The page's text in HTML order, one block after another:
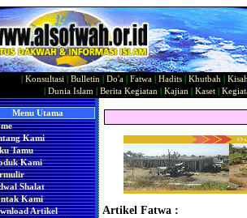
Konsultasi Bulletin Do'a Fatwa Hadits Khutbah
Dunia Islam Berita Kegiatan Kajian Kaset|
Menu Utama
Kami
Tamu
Kami
Shalat
Kami
Artikel
Artikel Fatwa :